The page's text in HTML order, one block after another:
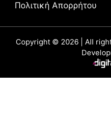
Πολιτική Απορρήτου
Copyright © 2026 | All